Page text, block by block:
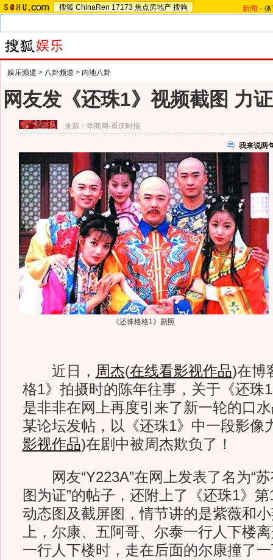
搜狐 ChinaRen 17173 焦点房地产 搜狗 新闻 -
娱乐频道 > 八卦频道 > 内地八卦
网友发《还珠1》视频截图 力
来源：华商网-重庆时报
我来说两
《还珠格格1》剧照
近日， 周杰(在线看影视作品)在博
格1》拍摄时的陈年往事，关于《还珠
是非非在网上再度引来了新一轮的口
某论坛发帖，以《还珠1》中一段影像
影视作品)在剧中被周杰欺负了！
网友“Y223A”在网上发表了名为“苏
图为证”的帖子，还附上了《还珠1》
动态图及截屏图，情节讲的是紫薇和
上，尔康、五阿哥、尔泰一行人下楼
一行人下楼时，走在后面的尔康撞了